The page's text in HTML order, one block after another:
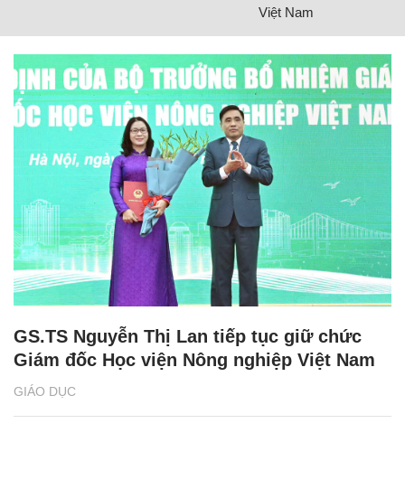
Việt Nam
GIÁO DỤC
GS.TS Nguyễn Thị Lan tiếp tục giữ chức
Giám đốc Học viện Nông nghiệp Việt Nam